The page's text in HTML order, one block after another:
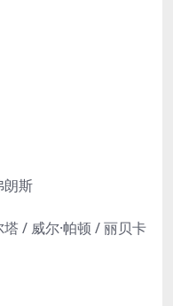
朗斯
/ 威尔·帕顿 / 丽贝卡